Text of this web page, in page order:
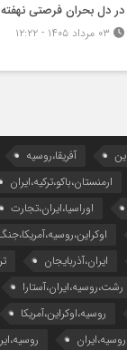
در دل بحران فرصتی
آفریقا،روسیه
ارمنستان،باکو،ترکیه،ایران
اوراسیا،ایران،تجارت
ایران،آذربایجان
رشت،روسیه،ایران،آستارا
روسیه،اوکراین،آمریکا
روسیه،ایران